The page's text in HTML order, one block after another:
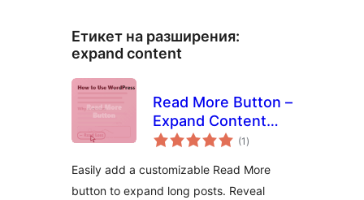
Етикет на разширения:
expand content
Read More Button –
Expand Content
Without Refresh
(1 общо
оценки
)
Easily add a customizable Read More
button to expand long posts. Reveal